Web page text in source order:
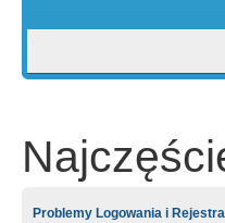
Problemy Logowania i